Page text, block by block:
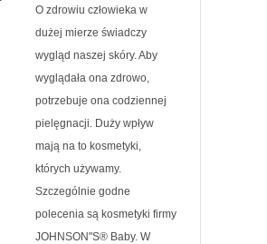
O zdrowiu człowieka w
dużej mierze świadczy
wygląd naszej skóry. Aby
wyglądała ona zdrowo,
potrzebuje ona codziennej
pielęgnacji. Duży wpływ
mają na to kosmetyki,
których używamy.
Szczególnie godne
polecenia są kosmetyki firmy
JOHNSON"S® Baby. W